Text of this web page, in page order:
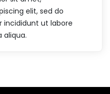
elit, sed do
incididunt ut labore
aliqua.